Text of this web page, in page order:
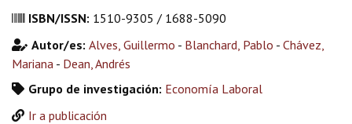
ISBN/ISSN: 1510-9305 / 1688-5090
Autor/es: Alves, Guillermo - Blanchard, Pablo - Chávez,
Mariana - Dean, Andrés
Grupo de investigación: Economía Laboral
Ir a publicación